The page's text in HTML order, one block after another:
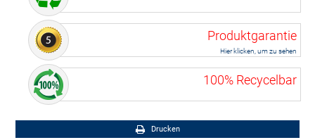
Produktgarantie
Hier klicken, um zu sehen
100% Recycelbar
Drucken